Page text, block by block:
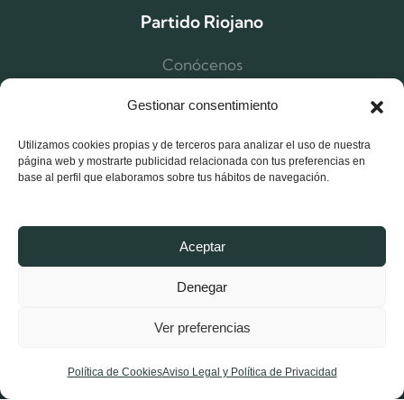
Gestionar consentimiento
Utilizamos cookies propias y de terceros para analizar el uso de nuestra
página web y mostrarte publicidad relacionada con tus preferencias en
base al perfil que elaboramos sobre tus hábitos de navegación.
Aceptar
Denegar
Ver preferencias
Política de CookiesAviso Legal y Política de Privacidad
Partido Riojano
Conócenos
Estructura
Noticias La Rioja
Contacta